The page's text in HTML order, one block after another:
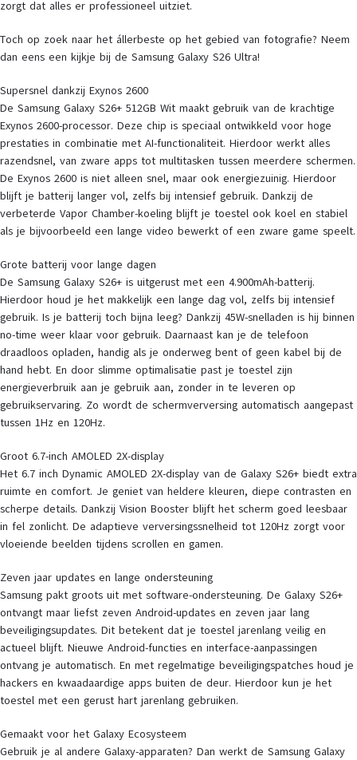
zorgt dat alles er professioneel uitziet.
Toch op zoek naar het állerbeste op het gebied van fotografie? Neem
dan eens een kijkje bij de Samsung Galaxy S26 Ultra!
Supersnel dankzij Exynos 2600
De Samsung Galaxy S26+ 512GB Wit maakt gebruik van de krachtige
Exynos 2600-processor. Deze chip is speciaal ontwikkeld voor hoge
prestaties in combinatie met AI-functionaliteit. Hierdoor werkt alles
razendsnel, van zware apps tot multitasken tussen meerdere schermen.
De Exynos 2600 is niet alleen snel, maar ook energiezuinig. Hierdoor
blijft je batterij langer vol, zelfs bij intensief gebruik. Dankzij de
verbeterde Vapor Chamber-koeling blijft je toestel ook koel en stabiel
als je bijvoorbeeld een lange video bewerkt of een zware game speelt.
Grote batterij voor lange dagen
De Samsung Galaxy S26+ is uitgerust met een 4.900mAh-batterij.
Hierdoor houd je het makkelijk een lange dag vol, zelfs bij intensief
gebruik. Is je batterij toch bijna leeg? Dankzij 45W-snelladen is hij binnen
no-time weer klaar voor gebruik. Daarnaast kan je de telefoon
draadloos opladen, handig als je onderweg bent of geen kabel bij de
hand hebt. En door slimme optimalisatie past je toestel zijn
energieverbruik aan je gebruik aan, zonder in te leveren op
gebruikservaring. Zo wordt de schermverversing automatisch aangepast
tussen 1Hz en 120Hz.
Groot 6.7-inch AMOLED 2X-display
Het 6.7 inch Dynamic AMOLED 2X-display van de Galaxy S26+ biedt extra
ruimte en comfort. Je geniet van heldere kleuren, diepe contrasten en
scherpe details. Dankzij Vision Booster blijft het scherm goed leesbaar
in fel zonlicht. De adaptieve verversingssnelheid tot 120Hz zorgt voor
vloeiende beelden tijdens scrollen en gamen.
Zeven jaar updates en lange ondersteuning
Samsung pakt groots uit met software-ondersteuning. De Galaxy S26+
ontvangt maar liefst zeven Android-updates en zeven jaar lang
beveiligingsupdates. Dit betekent dat je toestel jarenlang veilig en
actueel blijft. Nieuwe Android-functies en interface-aanpassingen
ontvang je automatisch. En met regelmatige beveiligingspatches houd je
hackers en kwaadaardige apps buiten de deur. Hierdoor kun je het
toestel met een gerust hart jarenlang gebruiken.
Gemaakt voor het Galaxy Ecosysteem
Gebruik je al andere Galaxy-apparaten? Dan werkt de Samsung Galaxy